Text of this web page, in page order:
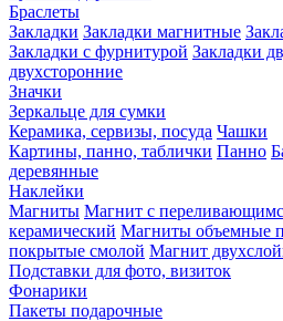
Браслеты
Закладки Закладки магнитные
Закладки с фурнитурой Закладки
двухсторонние
Значки
Зеркальце для сумки
Керамика, сервизы, посуда Чашки
Картины, панно, таблички Панно
деревянные
Наклейки
Магниты Магнит с
керамический Магниты объемные
покрытые смолой Магнит
Подставки для фото, визиток
Фонарики
Пакеты подарочные